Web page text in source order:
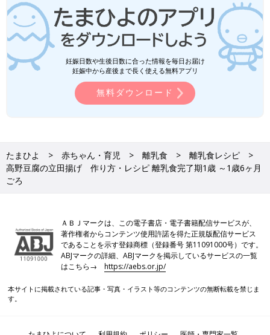
忙しいママ&パパのためのフリージング離乳食 (ベネッセ・ムッ
ク たまひよブックス)
で分かる きほんの離乳食
妊娠日数や生後日数に合った情報を毎日お届け
妊娠中から産後まで長く使える無料アプリ
無料ダウンロード
たまひよ 赤ちゃん・育児 離乳食
離乳食レシピ
高野豆腐の立田揚げ 作り方・レシピ 離乳食完了期1歳 ～1歳6ヶ月
ごろ
ＡＢＪマークは、この電子書店・電子書籍配信サービスが、
著作権者からコンテンツ使用許諾を得た正規版配信サービス
であることを示す登録商標（登録番号 第11091000号）です。
ABJマークの詳細、ABJマークを掲示しているサービスの一覧
はこちら→https://aebs.or.jp/
本サイトに掲載されている記事・写真・イラスト等のコンテンツの無断転載を禁じま
す。